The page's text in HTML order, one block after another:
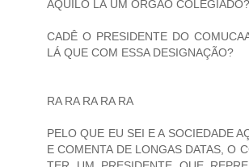
AQUILO LÁ UM ÓRGÃO COLEGIADO?
CADÊ O PRESIDENTE DO
LÁ QUE COM ESSA DESIGNAÇÃO?
RA RA RA RA RA
PELO QUE EU SEI E A SOCIEDADE
E COMENTA DE LONGAS DATAS, O